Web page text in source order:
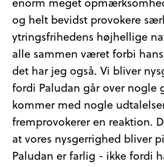
enorm meget
og helt bevidst provokere
ytringsfrihedens højhellige
alle sammen været forbi
det har jeg også. Vi bliver
fordi Paludan går over nogle
kommer med nogle
fremprovokerer en reaktion.
at vores nysgerrighed bliver
Paludan er farlig - ikke fordi